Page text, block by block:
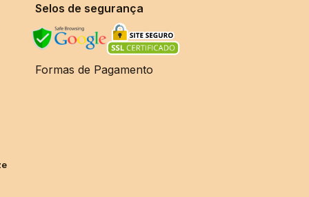
Selos de segurança
Formas de Pagamento